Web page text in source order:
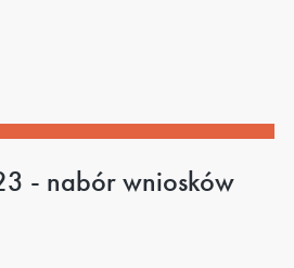
- nabór wniosków